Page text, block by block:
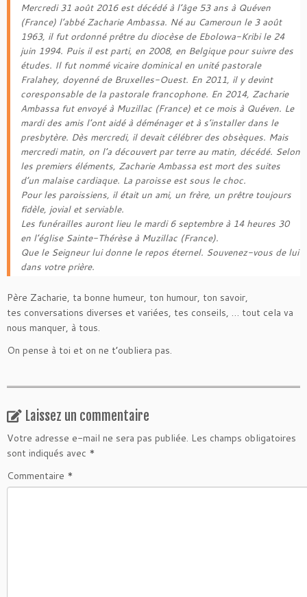
Mercredi 31 août 2016 est décédé à l’âge 53 ans à Quéven
(France) l’abbé Zacharie Ambassa. Né au Cameroun le 3 août
1963, il fut ordonné prêtre du diocèse de Ebolowa-Kribi le 24
juin 1994. Puis il est parti, en 2008, en Belgique pour suivre des
études. Il fut nommé vicaire dominical en unité pastorale
Fralahey, doyenné de Bruxelles-Ouest. En 2011, il y devint
coresponsable de la pastorale francophone. En 2014, Zacharie
Ambassa fut envoyé à Muzillac (France) et ce mois à Quéven. Le
mardi des amis l’ont aidé à déménager et à s’installer dans le
presbytère. Dès mercredi, il devait célébrer des obsèques. Mais
mercredi matin, on l’a découvert par terre au matin, décédé. Selon
les premiers éléments, Zacharie Ambassa est mort des suites
d’un malaise cardiaque. La paroisse est sous le choc.
Pour les paroissiens, il était un ami, un frère, un prêtre toujours
fidèle, jovial et serviable.
Les funérailles auront lieu le mardi 6 septembre à 14 heures 30
en l’église Sainte-Thérèse à Muzillac (France).
Que le Seigneur lui donne le repos éternel. Souvenez-vous de lui
dans votre prière.
Père Zacharie, ta bonne humeur, ton humour, ton savoir,
tes conversations diverses et variées, tes conseils, … tout cela va
nous manquer, à tous.
On pense à toi et on ne t’oubliera pas.
Laissez un commentaire
Votre adresse e-mail ne sera pas publiée. Les champs obligatoires
sont indiqués avec *
Commentaire *